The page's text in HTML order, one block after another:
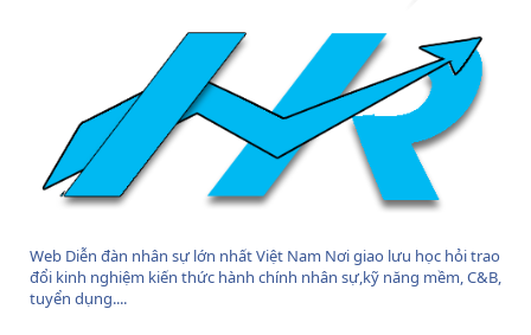
Web Diễn đàn nhân sự lớn nhất Việt Nam Nơi giao lưu học hỏi trao
đổi kinh nghiệm kiến thức hành chính nhân sự,kỹ năng mềm, C&B,
tuyển dụng....